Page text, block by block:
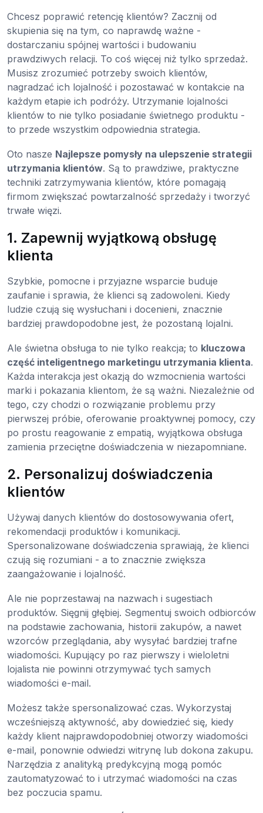
Chcesz poprawić retencję klientów? Zacznij od
skupienia się na tym, co naprawdę ważne -
dostarczaniu spójnej wartości i budowaniu
prawdziwych relacji. To coś więcej niż tylko sprzedaż.
Musisz zrozumieć potrzeby swoich klientów,
nagradzać ich lojalność i pozostawać w kontakcie na
każdym etapie ich podróży. Utrzymanie lojalności
klientów to nie tylko posiadanie świetnego produktu -
to przede wszystkim odpowiednia strategia.
Oto nasze Najlepsze pomysły na ulepszenie strategii
utrzymania klientów. Są to prawdziwe, praktyczne
techniki zatrzymywania klientów, które pomagają
firmom zwiększać powtarzalność sprzedaży i tworzyć
trwałe więzi.
1. Zapewnij wyjątkową obsługę
klienta
Szybkie, pomocne i przyjazne wsparcie buduje
zaufanie i sprawia, że klienci są zadowoleni. Kiedy
ludzie czują się wysłuchani i docenieni, znacznie
bardziej prawdopodobne jest, że pozostaną lojalni.
Ale świetna obsługa to nie tylko reakcja; to kluczowa
część inteligentnego marketingu utrzymania klienta.
Każda interakcja jest okazją do wzmocnienia wartości
marki i pokazania klientom, że są ważni. Niezależnie od
tego, czy chodzi o rozwiązanie problemu przy
pierwszej próbie, oferowanie proaktywnej pomocy, czy
po prostu reagowanie z empatią, wyjątkowa obsługa
zamienia przeciętne doświadczenia w niezapomniane.
2. Personalizuj doświadczenia
klientów
Używaj danych klientów do dostosowywania ofert,
rekomendacji produktów i komunikacji.
Spersonalizowane doświadczenia sprawiają, że klienci
czują się rozumiani - a to znacznie zwiększa
zaangażowanie i lojalność.
Ale nie poprzestawaj na nazwach i sugestiach
produktów. Sięgnij głębiej. Segmentuj swoich odbiorców
na podstawie zachowania, historii zakupów, a nawet
wzorców przeglądania, aby wysyłać bardziej trafne
wiadomości. Kupujący po raz pierwszy i wieloletni
lojalista nie powinni otrzymywać tych samych
wiadomości e-mail.
Możesz także spersonalizować czas. Wykorzystaj
wcześniejszą aktywność, aby dowiedzieć się, kiedy
każdy klient najprawdopodobniej otworzy wiadomości
e-mail, ponownie odwiedzi witrynę lub dokona zakupu.
Narzędzia z analityką predykcyjną mogą pomóc
zautomatyzować to i utrzymać wiadomości na czas
bez poczucia spamu.